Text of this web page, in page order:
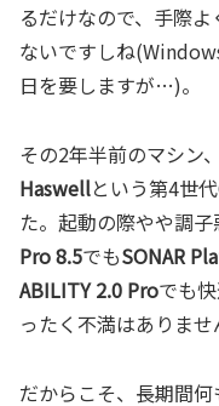
るだけなので、手際
ないですしね
日を要しますが…)。
その2年半前のマシン
Haswellという第4世
た。起動の際やや調子
Pro 8.5でもSONAR
ABILITY 2.0 Proでも
ったく不満はありませ
だからこそ、長期間何